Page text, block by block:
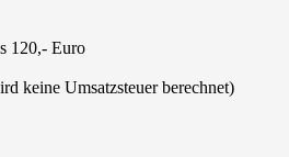
120,- Euro
keine Umsatzsteuer berechnet)